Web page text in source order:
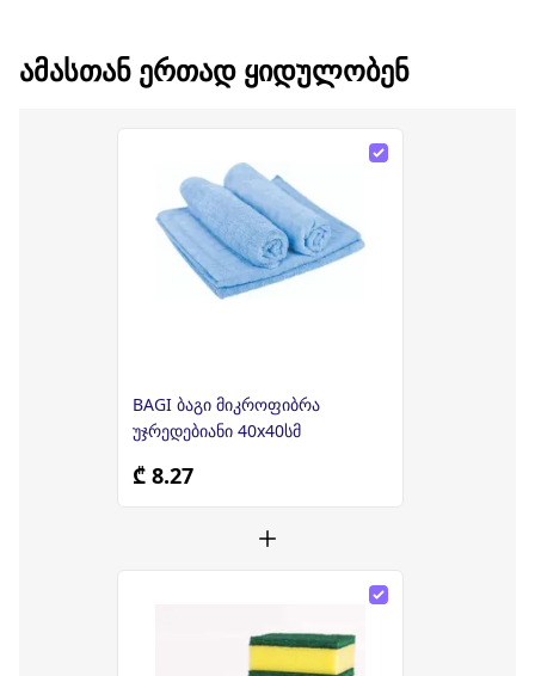
ᲐᲛᲐᲡᲗᲐᲜ ᲔᲠᲗᲐᲓ ᲧᲘᲓᲣᲚᲝᲑᲔᲜ
BAGI ბაგი მიკროფიბრა
უჯრედებიანი 40x40სმ
₾ 8.27